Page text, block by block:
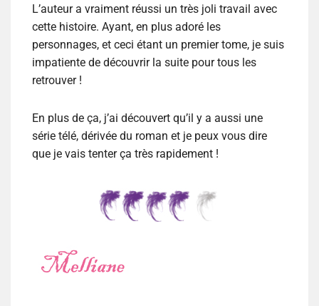
L’auteur a vraiment réussi un très joli travail avec
cette histoire. Ayant, en plus adoré les
personnages, et ceci étant un premier tome, je suis
impatiente de découvrir la suite pour tous les
retrouver !
En plus de ça, j’ai découvert qu’il y a aussi une
série télé, dérivée du roman et je peux vous dire
que je vais tenter ça très rapidement !